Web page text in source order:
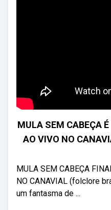
MULA SEM CABEÇA
AO VIVO NO
MULA SEM CABEÇA
NO CANAVIAL (folclore
um fantasma de ...